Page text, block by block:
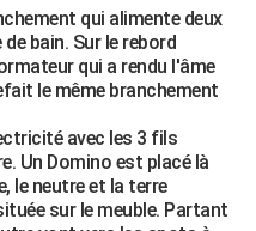
qui alimente deux
bain. Sur le rebord
qui a rendu l'âme
le même branchement
avec les 3 fils
Un Domino est placé là
le neutre et la terre
sur le meuble. Partant